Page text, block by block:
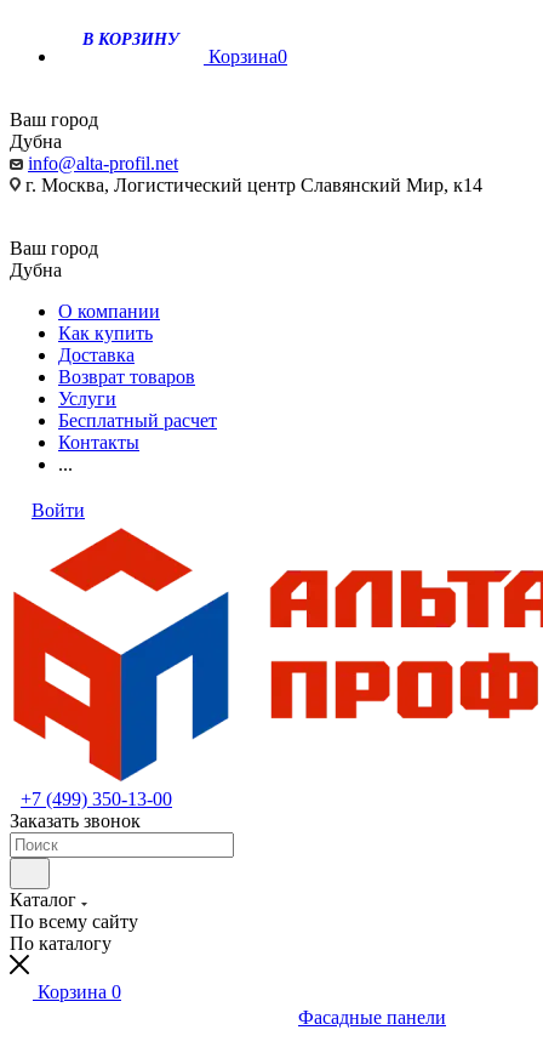
В КОРЗИНУ
Корзина0
Ваш город
Дубна
info@alta-profil.net
г. Москва, Логистический центр Славянский Мир, к14
Ваш город
Дубна
О компании
Как купить
Доставка
Возврат товаров
Услуги
Бесплатный расчет
Контакты
...
Войти
+7 (499) 350-13-00
Заказать звонок
Каталог
По всему сайту
По каталогу
Корзина 0
Фасадные панели